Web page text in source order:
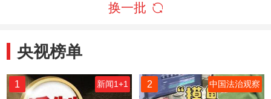
换一批
央视榜单
1 新闻1+1 2 中国法治观察